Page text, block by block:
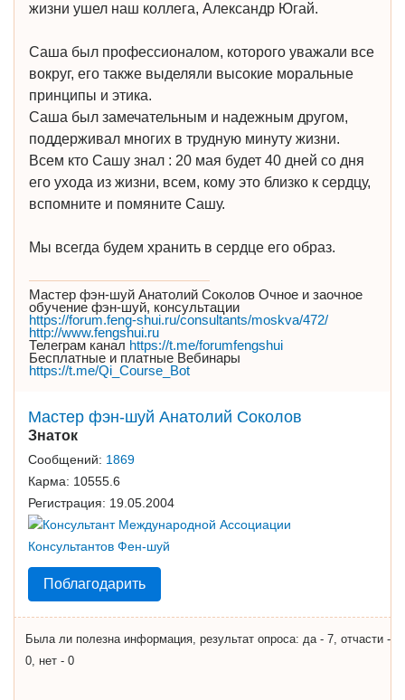
жизни ушел наш коллега, Александр Югай.
Саша был профессионалом, которого уважали все
вокруг, его также выделяли высокие моральные
принципы и этика.
Саша был замечательным и надежным другом,
поддерживал многих в трудную минуту жизни.
Всем кто Сашу знал : 20 мая будет 40 дней со дня
его ухода из жизни, всем, кому это близко к сердцу,
вспомните и помяните Сашу.
Мы всегда будем хранить в сердце его образ.
Мастер фэн-шуй Анатолий Соколов Очное и заочное
обучение фэн-шуй, консультации
https://forum.feng-shui.ru/consultants/moskva/472/
http://www.fengshui.ru
Телеграм канал https://t.me/forumfengshui
Бесплатные и платные Вебинары
https://t.me/Qi_Course_Bot
Мастер фэн-шуй Анатолий Соколов
Знаток
Сообщений: 1869
Карма: 10555.6
Регистрация: 19.05.2004
Поблагодарить
Была ли полезна информация, результат опроса: да - 7, отчасти -
0, нет - 0